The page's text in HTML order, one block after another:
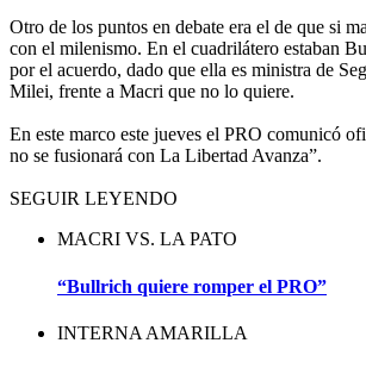
Otro de los puntos en debate era el de que si
con el milenismo. En el cuadrilátero estaban
por el acuerdo, dado que ella es ministra de
Milei, frente a Macri que no lo quiere.
En este marco este jueves el PRO comunicó
no se fusionará con La Libertad Avanza”.
SEGUIR LEYENDO
MACRI VS. LA PATO
“Bullrich quiere romper el PRO”
INTERNA AMARILLA